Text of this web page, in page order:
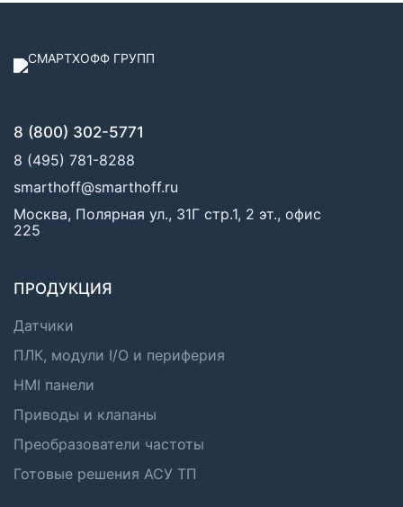
8 (800) 302-5771
8 (495) 781-8288
smarthoff@smarthoff.ru
Москва, Полярная ул., 31Г стр.1, 2 эт., офис
225
ПРОДУКЦИЯ
Датчики
ПЛК, модули I/O и периферия
HMI панели
Приводы и клапаны
Преобразователи частоты
Готовые решения АСУ ТП